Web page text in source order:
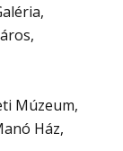
Múzeum
Ház